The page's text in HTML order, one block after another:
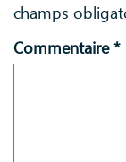
champs
Commentaire*